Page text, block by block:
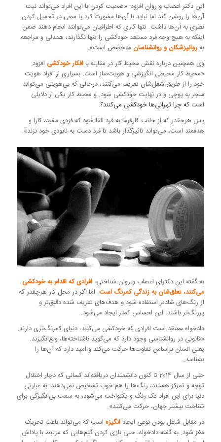
این دکتر اعصاب و روان افزود: «صحبت کردن با این افراد می‌تواند نیت
آن‌ها را روشن کند اما نباید با آن‌ها مشورت کرد یا سعی در تحمیل کردن
نظری به آن‌ها داشت. تنها کاری که اطرافیان می‌توانند انجام دهند ضمن
اینکه به هیچ وجه فرد مستعد خودکشی را تنها نگذارند، همدلی و مراجعه
بهروانپزشکان و روانشناسانمتخصص است».
وی همچنین درباره نقش محیط کار در مقابله باافکار خودکشی افزود:
«محیط کار محیطی انگیزشی و هویت‌ساز است. بسیاری از افراد هویت
خود را از طریق شغل‌شان تعریف می‌کنند، درحالی که بی‌هویتی می‌تواند
منجر به پوچی و در نهایت خودکشی شود. و محیط کار یکی از دلایلی
است که چرا تهرانی‌ها خودکشی می‌کنند؟
پس هرچقدر که از جانب کارفرما به فرد القا شود که فردی مفید، کارا و
هدفمند است، می‌تواند تاثیرگذار باشد تا فرد دست به نابودی خود نزند».
به گفته این دکترای اعصاب و روان شناختی، افرادی که اقدام به خودکشی
می‌کنند، تعلق‌شان به زندگی کمرنگ است. اما اگر در محل کار هرچقدر که
از رنگ‌های شادتر استفاده شود و هدف‌های تعریف شده دقیق‌تر و
پررنگ‌تر باشند، این احساس کمتر ایجاد می‌شود.
دادخواه معتقد است افرادی که خودکشی می‌کنند، دنیای کمرنگ‌تری دارند:
«قانونی در روانشناسی وجود دارد که می‌گوید ناشناخته‌ها، ولع‌انگیزند.
یعنی انسان براساس تفاوت‌ها حرکت می‌کند و امید دارد که آن‌ها را
بشناسد.
حتی از سال 2014 تا کنون دانشمندان دریافته‌اند کسانی که دچار اختلال
توجه و تمرکز هستند، رنگ‌ها را هم خوب تشخیص نمی‌دهند! به عبارتی
دنیا برای این افراد تک رنگ و یکنواخت می‌شود، به سمت بی‌انگیزگی برای
شناخت بیشتر جهان، حرکت می‌کنند».
در مقابل شاغل بودن نوعی ایجاد انگیزهاست که می‌تواند باعث تحریک
مغز شود. به گفته دادخواه، حتی بازی کردن گیم‌هایی که مرتبط با پاداش